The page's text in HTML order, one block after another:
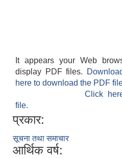
It appears your Web
display PDF files.
here to download the PDF
Click
file.
प्रकार:
सूचना तथा समाचार
आर्थिक वर्ष: